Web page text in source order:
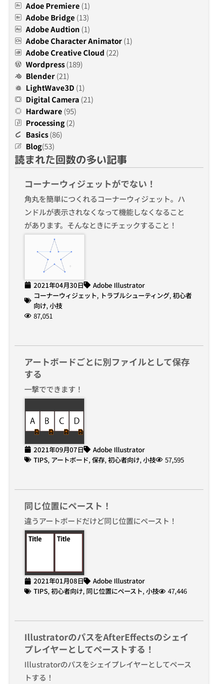
Adoe Premiere (1)
Adobe Bridge (13)
Adobe Audtion (1)
Adobe Character Animator(1)
Adobe Creative Cloud (22)
Wordpress(189)
Blender(21)
LightWave3D (1)
Digital Camera (21)
Hardware (95)
Processing(2)
Basics(86)
Blog(53)
読まれた回数の多い記事
コーナーウィジェットがでない！
角丸を簡単につくれるコーナーウィジェット。ハ
ンドルが表示されなくなって機能しなくなること
があります。そんなときにチェックすること！
2021年04月30日
Adobe Illustrator
コーナーウィジェット, トラブルシューティング, 初心者
向け, 小技
87,051
アートボードごとに別ファイルとして保存
する
一撃でできます！
2021年09月07日
Adobe Illustrator
TIPS, アートボード, 保存, 初心者向け, 小技 57,595
同じ位置にペースト！
違うアートボードだけど同じ位置にペースト！
2021年01月08日
Adobe Illustrator
TIPS, 初心者向け, 同じ位置にペースト, 小技 47,446
IllustratorのパスをAfterEffectsのシェイ
プレイヤーとしてペーストする！
Illustratorのパスをシェイプレイヤーとしてペース
トする！